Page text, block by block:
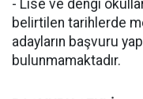
- Lise ve dengi
belirtilen tarihlerde
adayların başvuru
bulunmamaktadır.